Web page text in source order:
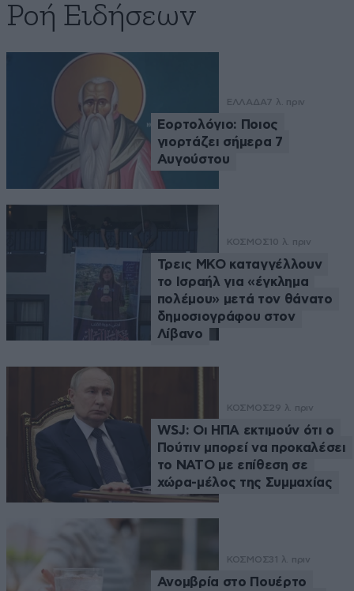
Ροή Ειδήσεων
ΕΛΛΑΔΑ7 λ. πριν
Εορτολόγιο: Ποιος
γιορτάζει σήμερα 7
Αυγούστου
ΚΟΣΜΟΣ 10 λ. πριν
Τρεις ΜΚΟ καταγγέλλουν
το Ισραήλ για «έγκλημα
πολέμου» μετά τον θάνατο
δημοσιογράφου στον
Λίβανο
ΚΟΣΜΟΣ29 λ. πριν
WSJ: Οι ΗΠΑ εκτιμούν ότι ο
Πούτιν μπορεί να προκαλέσει
το ΝΑΤΟ με επίθεση σε
χώρα-μέλος της Συμμαχίας
ΚΟΣΜΟΣ31 λ. πριν
Ανομβρία στο Πουέρτο